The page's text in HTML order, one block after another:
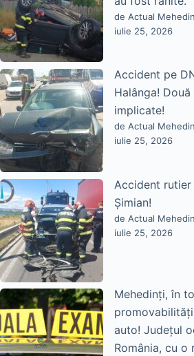
de Actual
iulie 25, 2026
Accident pe
Halânga!
implicate!
de Actual
iulie 25, 2026
Accident rutier
Șimian!
de Actual
iulie 25, 2026
Mehedinți, în
auto! Județul
România, cu o